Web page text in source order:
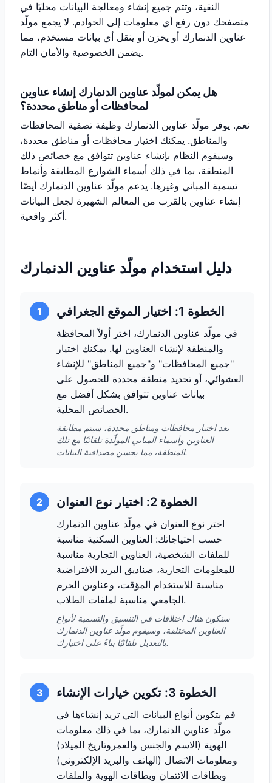
النقية، وتتم جميع إنشاء ومعالجة البيانات محليًا في
متصفحك دون رفع أي معلومات إلى الخوادم. لا يجمع مولّد
عناوين الدنمارك أو يخزن أو ينقل أي بيانات مستخدم، مما
يضمن الخصوصية والأمان التام.
هل يمكن لمولّد عناوين الدنمارك إنشاء عناوين
لمحافظات أو مناطق محددة؟
نعم. يوفر مولّد عناوين الدنمارك وظيفة تصفية المحافظات
والمناطق. يمكنك اختيار محافظات أو مناطق محددة،
وسيقوم النظام بإنشاء عناوين تتوافق مع خصائص ذلك
المنطقة، بما في ذلك أسماء الشوارع المطابقة وأنماط
تسمية المباني وغيرها. يدعم مولّد عناوين الدنمارك أيضًا
إنشاء عناوين بالقرب من المعالم الشهيرة لجعل البيانات
أكثر واقعية.
دليل استخدام مولّد عناوين الدنمارك
1 الخطوة 1: اختيار الموقع الجغرافي
في مولّد عناوين الدنمارك، اختر أولاً المحافظة
والمنطقة لإنشاء العناوين لها. يمكنك اختيار
"جميع المحافظات" و"جميع المناطق" للإنشاء
العشوائي، أو تحديد منطقة محددة للحصول على
بيانات عناوين تتوافق بشكل أفضل مع
الخصائص المحلية.
بعد اختيار محافظات ومناطق محددة، سيتم مطابقة
العناوين وأسماء المباني المولّدة تلقائيًا مع تلك
المنطقة، مما يحسن مصداقية البيانات.
2 الخطوة 2: اختيار نوع العنوان
اختر نوع العنوان في مولّد عناوين الدنمارك
حسب احتياجاتك: العناوين السكنية مناسبة
للملفات الشخصية، العناوين التجارية مناسبة
للمعلومات التجارية، صناديق البريد الافتراضية
مناسبة للاستخدام المؤقت، وعناوين الحرم
الجامعي مناسبة لملفات الطلاب.
ستكون هناك اختلافات في التنسيق والتسمية لأنواع
العناوين المختلفة، وسيقوم مولّد عناوين الدنمارك
بالتعديل تلقائيًا بناءً على اختيارك.
3 الخطوة 3: تكوين خيارات الإنشاء
قم بتكوين أنواع البيانات التي تريد إنشاءها في
مولّد عناوين الدنمارك، بما في ذلك معلومات
الهوية (الاسم والجنس والعمروتاريخ الميلاد)
ومعلومات الاتصال (الهاتف والبريد الإلكتروني)
وبطاقات الائتمان وبطاقات الهوية والملفات